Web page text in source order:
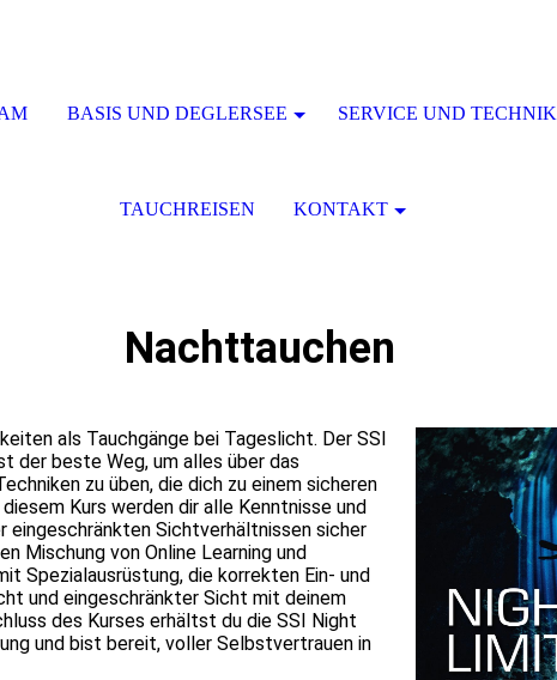
BASIS UND DEGLERSEE SERVICE UND TECHNIK
TAUCHREISEN KONTAKT
Nachttauchen
als Tauchgänge bei Tageslicht. Der SSI
der beste Weg, um alles über das
zu üben, die dich zu einem sicheren
Kurs werden dir alle Kenntnisse und
Sichtverhältnissen sicher
Mischung von Online Learning und
Spezialausrüstung, die korrekten Ein- und
und eingeschränkter Sicht mit deinem
des Kurses erhältst du die SSI Night
und bist bereit, voller Selbstvertrauen in